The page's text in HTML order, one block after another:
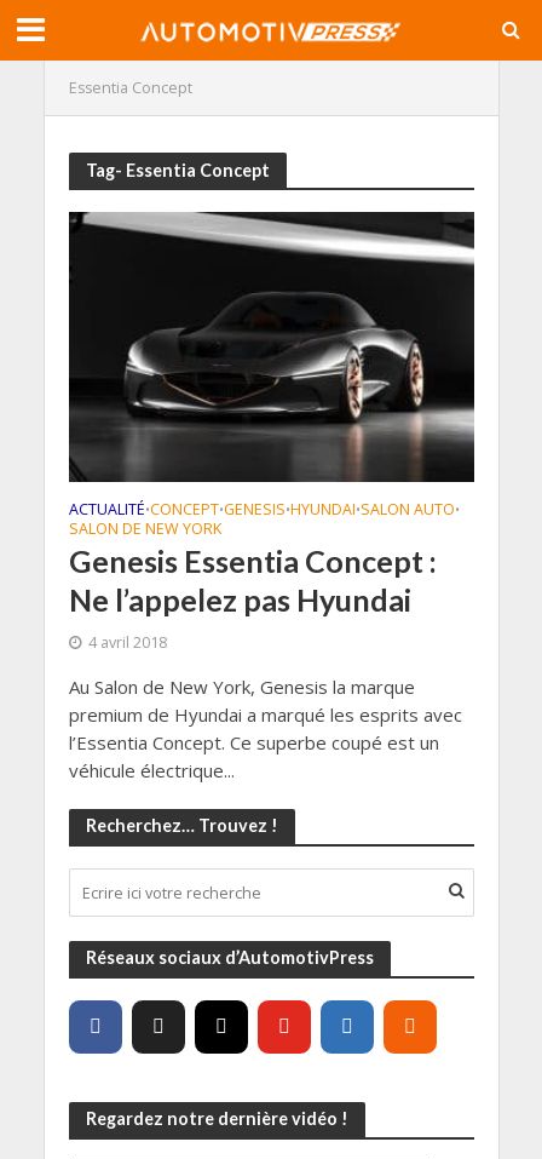
Essentia Concept
Tag- Essentia Concept
ACTUALITÉ•CONCEPT•GENESIS•HYUNDAI•SALON AUTO•
SALON DE NEW YORK
Genesis Essentia Concept :
Ne l’appelez pas Hyundai
4 avril 2018
Au Salon de New York, Genesis la marque
premium de Hyundai a marqué les esprits avec
l’Essentia Concept. Ce superbe coupé est un
véhicule électrique...
Recherchez… Trouvez !
Réseaux sociaux d’AutomotivPress
Regardez notre dernière vidéo !